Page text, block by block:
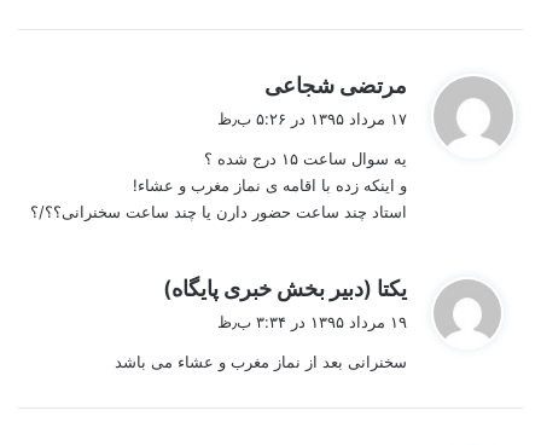
مرتضی شجاعی
:
۱۷ مرداد ۱۳۹۵ در ۵:۲۶ ب٫ظ
یه سوال ساعت ۱۵ درج شده ؟
و اینکه زده با اقامه ی نماز مغرب و عشاء!
استاد چند ساعت حضور دارن یا چند ساعت سخنرانی؟؟/؟
یکتا (دبیر بخش خبری پایگاه)
:
۱۹ مرداد ۱۳۹۵ در ۳:۳۴ ب٫ظ
سخنرانی بعد از نماز مغرب و عشاء می باشد